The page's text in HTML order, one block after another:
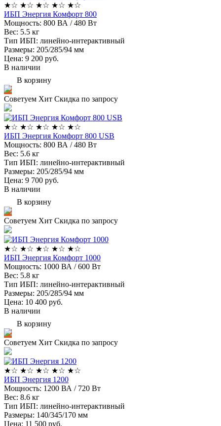
★☆ ★☆ ★☆ ★☆ ★☆
ИБП Энергия Комфорт 800
Мощность: 800 ВА / 480 Вт
Вес: 5.5 кг
Тип ИБП: линейно-интерактивный
Размеры: 205/285/94 мм
Цена: 9 200 руб.
В наличии
В корзину
Советуем Хит Скидка по запросу
★☆ ★☆ ★☆ ★☆ ★☆
ИБП Энергия Комфорт 800 USB
Мощность: 800 ВА / 480 Вт
Вес: 5.6 кг
Тип ИБП: линейно-интерактивный
Размеры: 205/285/94 мм
Цена: 9 700 руб.
В наличии
В корзину
Советуем Хит Скидка по запросу
★☆ ★☆ ★☆ ★☆ ★☆
ИБП Энергия Комфорт 1000
Мощность: 1000 ВА / 600 Вт
Вес: 5.8 кг
Тип ИБП: линейно-интерактивный
Размеры: 205/285/94 мм
Цена: 10 400 руб.
В наличии
В корзину
Советуем Хит Скидка по запросу
★☆ ★☆ ★☆ ★☆ ★☆
ИБП Энергия 1200
Мощность: 1200 ВА / 720 Вт
Вес: 8.6 кг
Тип ИБП: линейно-интерактивный
Размеры: 140/345/170 мм
Цена: 11 500 руб.